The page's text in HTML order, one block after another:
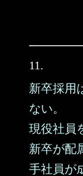
11.
新卒採用
ない。
現役社員
新卒が配
手社員が